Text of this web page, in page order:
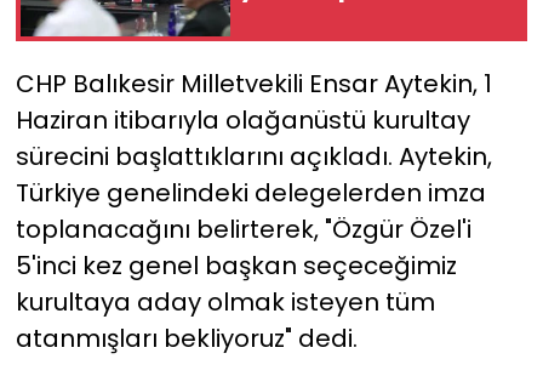
CHP Balıkesir Milletvekili Ensar Aytekin, 1
Haziran itibarıyla olağanüstü kurultay
sürecini başlattıklarını açıkladı. Aytekin,
Türkiye genelindeki delegelerden imza
toplanacağını belirterek, "Özgür Özel'i
5'inci kez genel başkan seçeceğimiz
kurultaya aday olmak isteyen tüm
atanmışları bekliyoruz" dedi.
YEREL YÖNETİMLER
Yurt